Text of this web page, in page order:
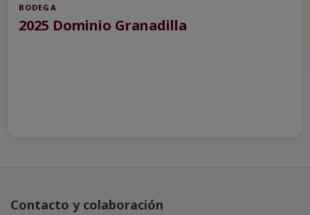
BODEGA
2025 Dominio Granadilla
Contacto y colaboración